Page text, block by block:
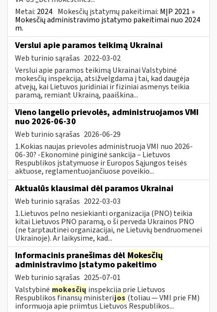
Metai: 2024 Mokesčių įstatymų pakeitimai: MĮP 2021 »
Mokesčių administravimo įstatymo pakeitimai nuo 2024
m.
Verslui apie paramos teikimą Ukrainai
Web turinio sąrašas 2022-03-02
Verslui apie paramos teikimą Ukrainai Valstybinė
mokesčių inspekcija, atsižvelgdama į tai, kad daugėja
atvejų, kai Lietuvos juridiniai ir fiziniai asmenys teikia
paramą, remiant Ukrainą, paaiškina...
Vieno langelio prievolės, administruojamos VMI
nuo 2026-06-30
Web turinio sąrašas 2026-06-29
1.Kokias naujas prievoles administruoja VMI nuo 2026-
06-30? -Ekonominė piniginė sankcija – Lietuvos
Respublikos įstatymuose ir Europos Sąjungos teisės
aktuose, reglamentuojančiuose poveikio...
Aktualūs klausimai dėl paramos Ukrainai
Web turinio sąrašas 2022-03-03
1.Lietuvos pelno nesiekianti organizacija (PNO) teikia
kitai Lietuvos PNO paramą, o ši perveda Ukrainos PNO
(ne tarptautinei organizacijai, ne Lietuvių bendruomenei
Ukrainoje). Ar laikysime, kad...
Informacinis pranešimas dėl Mokesčių
administravimo įstatymo pakeitimo
Web turinio sąrašas 2025-07-01
Valstybinė mokesčių inspekcija prie Lietuvos
Respublikos finansų ministerijos (toliau — VMI prie FM)
informuoja apie priimtus Lietuvos Respublikos...